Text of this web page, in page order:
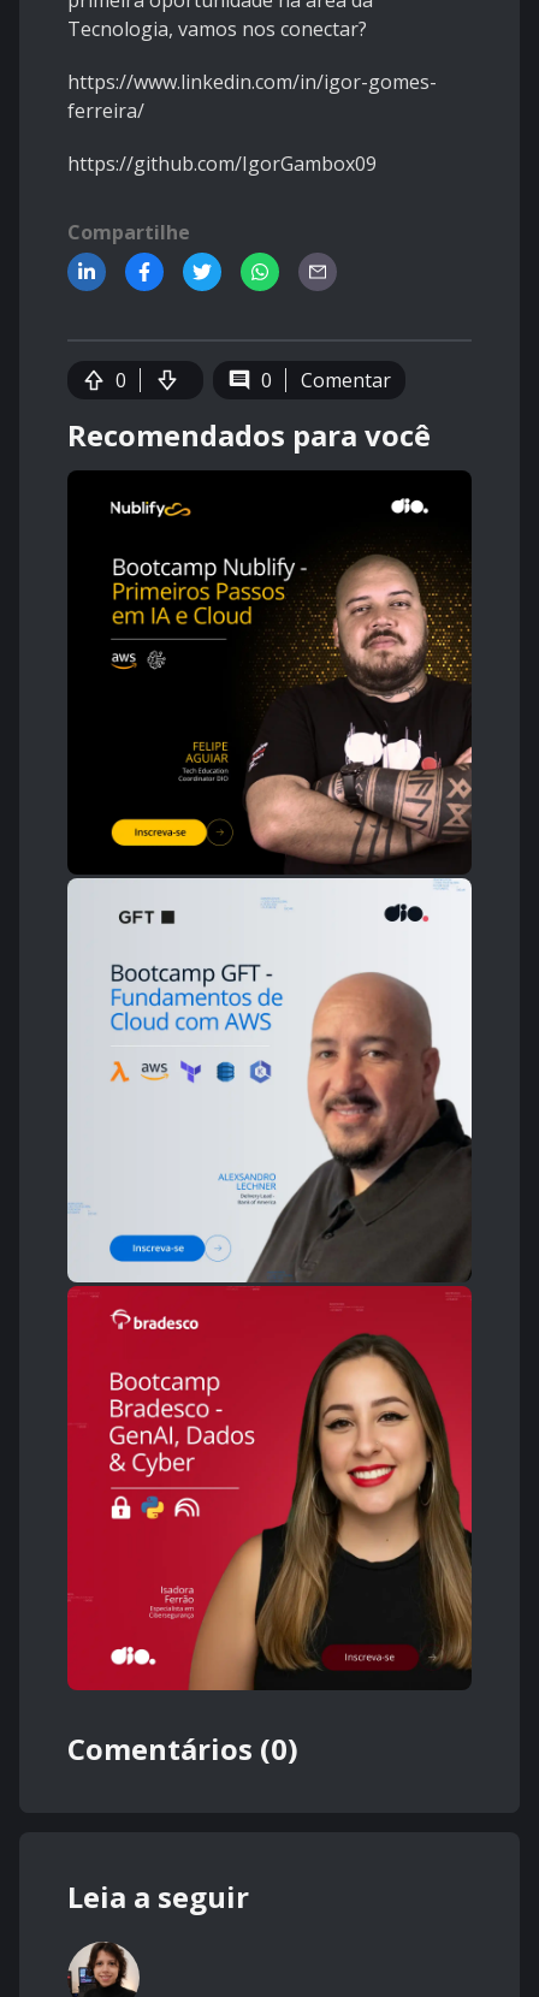
Tecnologia, vamos nos conectar?
https://www.linkedin.com/in/igor-gomes-
ferreira/
https://github.com/IgorGambox09
Compartilhe
0 0 Comentar
Recomendados para você
Comentários (0)
Leia a seguir